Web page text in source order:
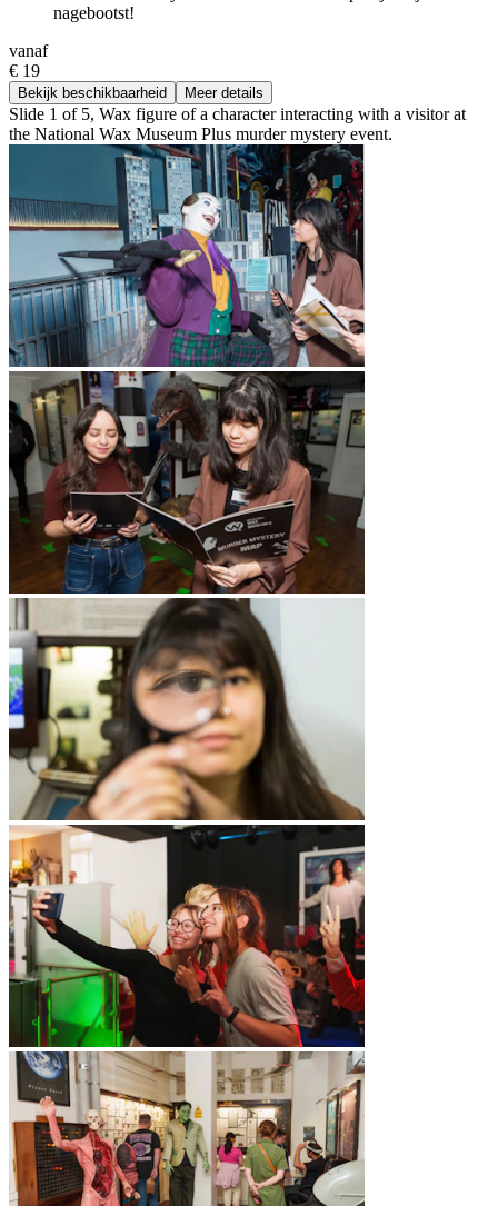
nagebootst!
vanaf
€ 19
Bekijk beschikbaarheid Meer details
Slide 1 of 5, Wax figure of a character interacting with a visitor at
the National Wax Museum Plus murder mystery event.